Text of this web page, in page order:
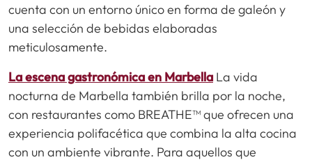
cuenta con un entorno único en forma de galeón y
una selección de bebidas elaboradas
meticulosamente.
La escena gastronómica en Marbella La vida
nocturna de Marbella también brilla por la noche,
con restaurantes como BREATHE™ que ofrecen una
experiencia polifacética que combina la alta cocina
con un ambiente vibrante. Para aquellos que